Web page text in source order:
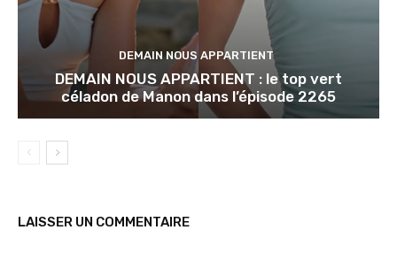
DEMAIN NOUS APPARTIENT
DEMAIN NOUS APPARTIENT : le top vert
céladon de Manon dans l’épisode 2265
LAISSER UN COMMENTAIRE